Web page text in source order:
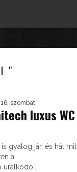
16. szombat
luxus WC
gyalog jár, és hát mit
a